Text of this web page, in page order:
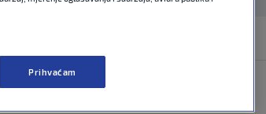
Prihvaćam